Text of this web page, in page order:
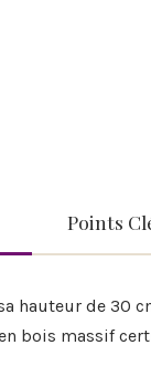
Points
hauteur de 30
bois massif